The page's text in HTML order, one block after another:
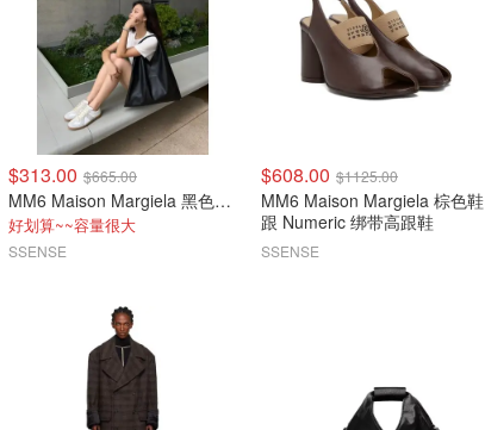
$313.00 $665.00
MM6 Maison Margiela 黑色小号托特包
好划算~~容量很大
SSENSE
$608.00 $1125.00
MM6 Maison Margiela 棕色鞋
跟 Numeric 绑带高跟鞋
SSENSE